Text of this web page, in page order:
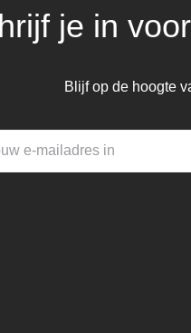
je in
Blijf op de hoogte